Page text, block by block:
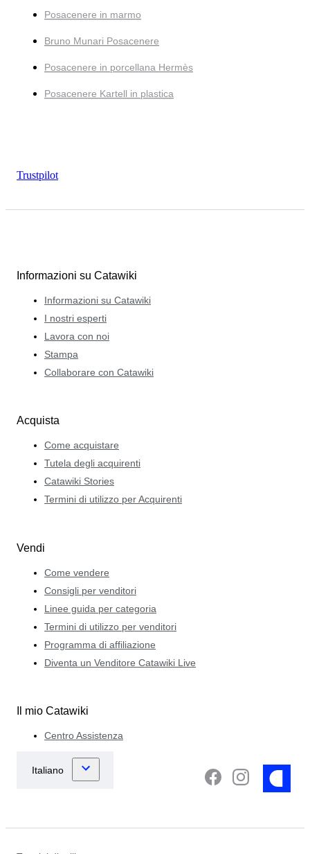
Posacenere in marmo
Bruno Munari Posacenere
Posacenere in porcellana Hermès
Posacenere Kartell in plastica
Trustpilot
Informazioni su Catawiki
Informazioni su Catawiki
I nostri esperti
Lavora con noi
Stampa
Collaborare con Catawiki
Acquista
Come acquistare
Tutela degli acquirenti
Catawiki Stories
Termini di utilizzo per Acquirenti
Vendi
Come vendere
Consigli per venditori
Linee guida per categoria
Termini di utilizzo per venditori
Programma di affiliazione
Diventa un Venditore Catawiki Live
Il mio Catawiki
Centro Assistenza